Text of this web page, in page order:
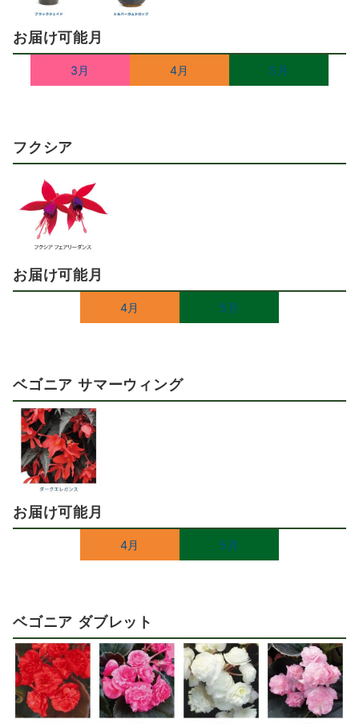
お届け可能月
3月 4月 5月
フクシア
お届け可能月
4月 5月
ベゴニア サマーウィング
お届け可能月
4月 5月
ベゴニア ダブレット